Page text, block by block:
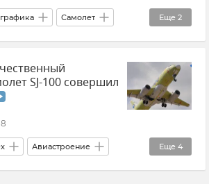
Еще 2
Самолет
SJ-100 совершил
Еще 4
Авиастроение
Россия Новости